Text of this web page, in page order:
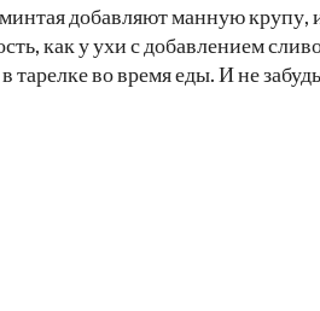
добавляют манную крупу,
как у ухи с добавлением
тарелке во время еды. И не